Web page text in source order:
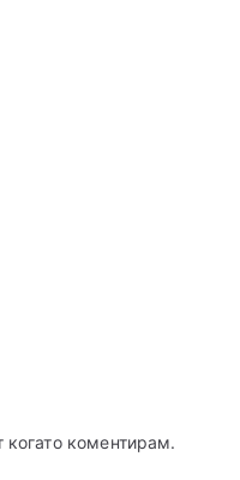
коментирам.